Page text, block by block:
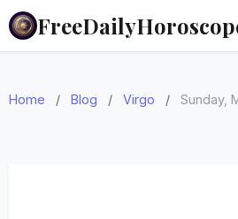
Home / Blog / Virgo / Sunday,